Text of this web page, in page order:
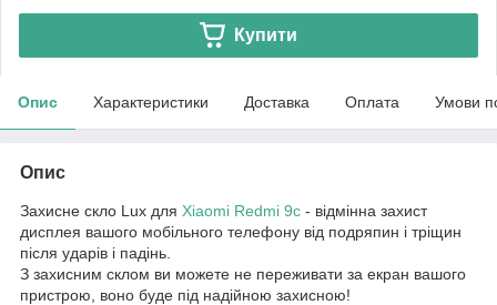
Купити
Опис Характеристики Доставка Оплата Умови
Опис
Захисне скло Lux для Xiaomi Redmi 9c - відмінна захист
дисплея вашого мобільного телефону від подряпин і тріщин
після ударів і падінь.
З захисним склом ви можете не переживати за екран вашого
пристрою, воно буде під надійною захисною!